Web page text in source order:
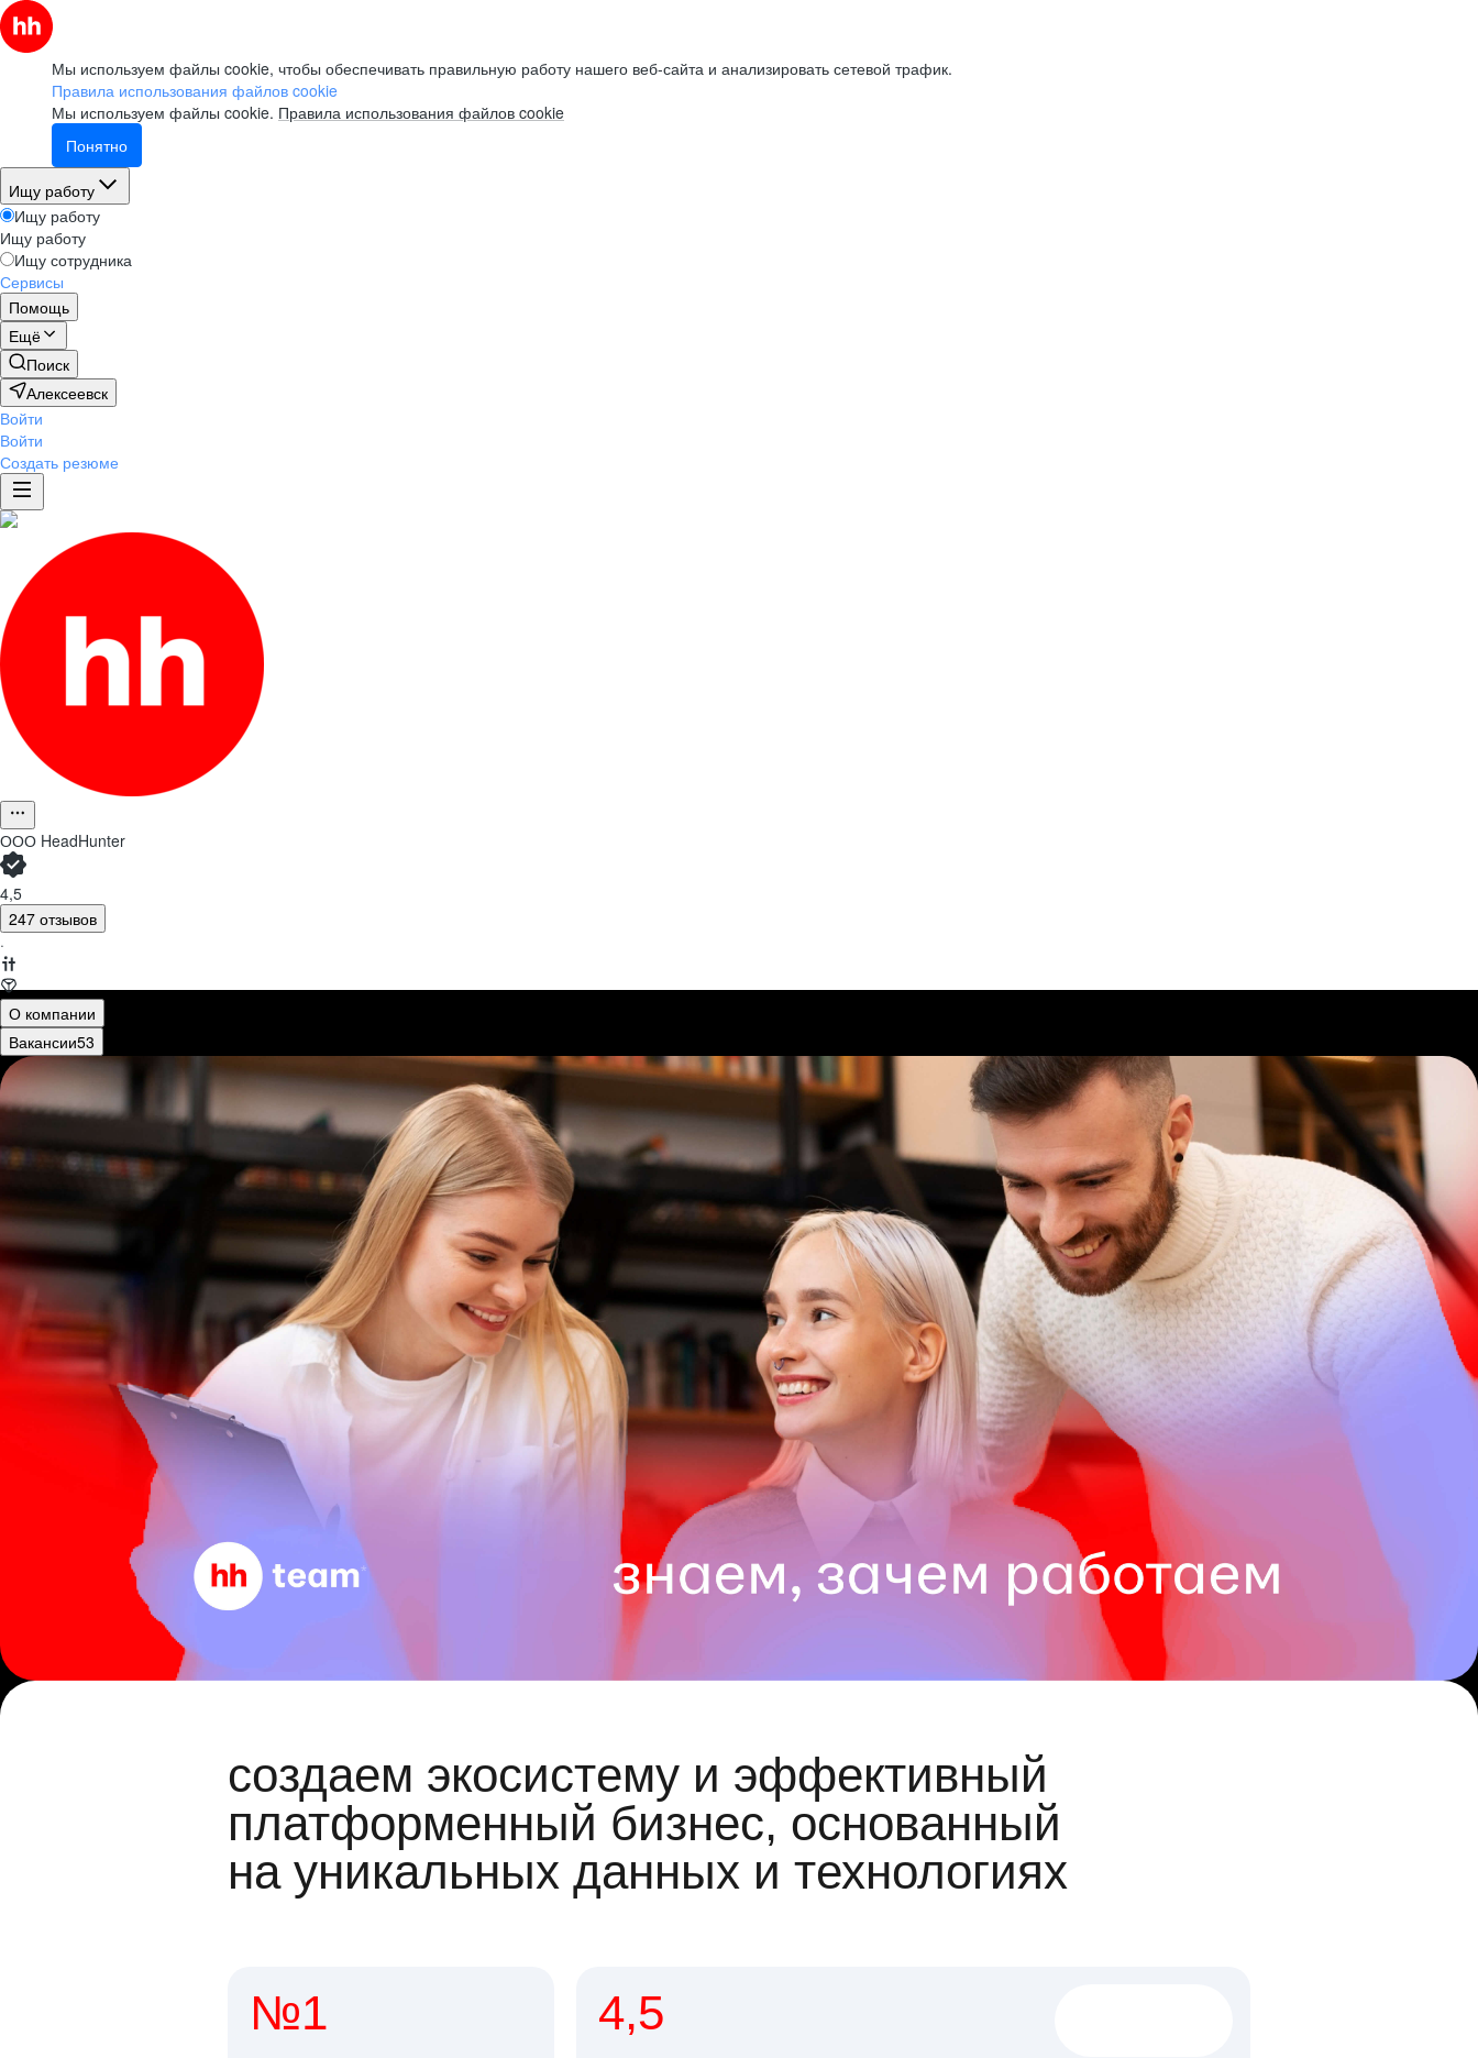
Мы используем файлы cookie, чтобы обеспечивать правильную работу нашего веб-сайта и анализировать сетевой трафик.
Правила использования файлов cookie
Мы используем файлы cookie. Правила использования файлов cookie
Понятно
Ищу работу
Ищу работу
Ищу работу
Ищу сотрудника
Сервисы
Помощь
Ещё
Поиск
Алексеевск
Войти
Войти
Создать резюме
ООО HeadHunter
4,5
247 отзывов
·
О компании
Вакансии53
создаем экосистему и эффективный
платформенный бизнес, основанный
на уникальных данных и технологиях
№1 4,5